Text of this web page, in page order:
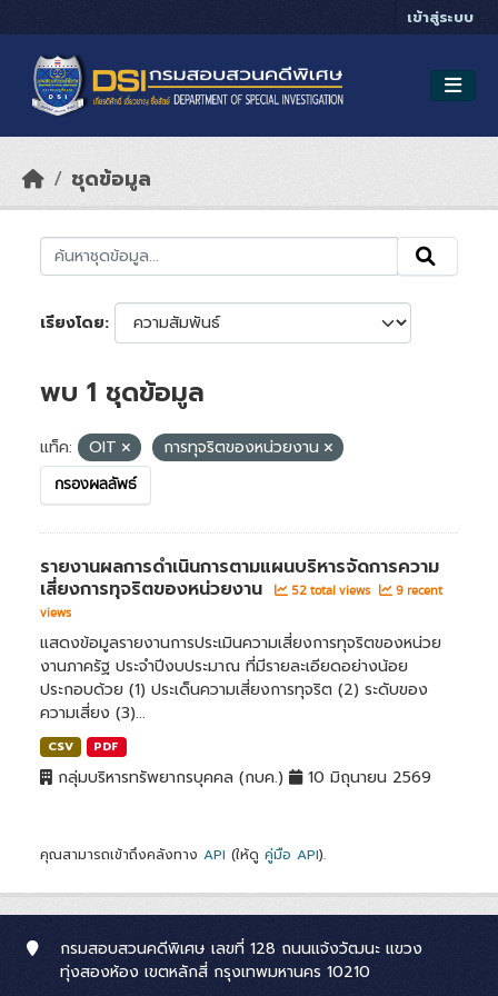
เข้าสู่ระบบ
ชุดข้อมูล
เรียงโดย
พบ 1 ชุดข้อมูล
แท็ค: OIT การทุจริตของหน่วยงาน
กรองผลลัพธ์
รายงานผลการดำเนินการตามแผนบริหารจัดการความ
เสี่ยงการทุจริตของหน่วยงาน
52 total views
9 recent
views
แสดงข้อมูลรายงานการประเมินความเสี่ยงการทุจริตของหน่วย
งานภาครัฐ ประจำปีงบประมาณ ที่มีรายละเอียดอย่างน้อย
ประกอบด้วย (1) ประเด็นความเสี่ยงการทุจริต (2) ระดับของ
ความเสี่ยง (3)...
CSV PDF
กลุ่มบริหารทรัพยากรบุคคล (กบค.) 10 มิถุนายน 2569
คุณสามารถเข้าถึงคลังทาง API (ให้ดู คู่มือ API).
กรมสอบสวนคดีพิเศษ เลขที่ 128 ถนนแจ้งวัฒนะ แขวง
ทุ่งสองห้อง เขตหลักสี่ กรุงเทพมหานคร 10210